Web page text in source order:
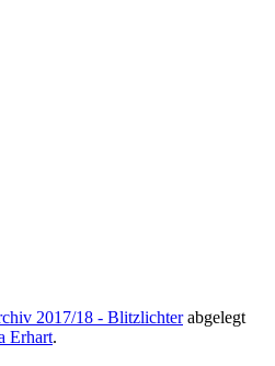
2017/18 - Blitzlichterabgelegt
Erhart.